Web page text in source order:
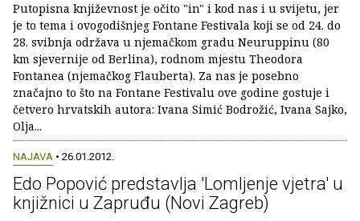
Putopisna književnost je očito "in" i kod nas i u svijetu, jer
je to tema i ovogodišnjeg Fontane Festivala koji se od 24. do
28. svibnja održava u njemačkom gradu Neuruppinu (80
km sjevernije od Berlina), rodnom mjestu Theodora
Fontanea (njemačkog Flauberta). Za nas je posebno
značajno to što na Fontane Festivalu ove godine gostuje i
četvero hrvatskih autora: Ivana Simić Bodrožić, Ivana Sajko,
Olja...
NAJAVA • 26.01.2012.
Edo Popović predstavlja 'Lomljenje vjetra' u
knjižnici u Zapruđu (Novi Zagreb)